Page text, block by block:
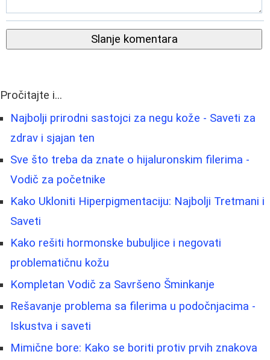
Slanje komentara
Pročitajte i...
Najbolji prirodni sastojci za negu kože - Saveti za
zdrav i sjajan ten
Sve što treba da znate o hijaluronskim filerima -
Vodič za početnike
Kako Ukloniti Hiperpigmentaciju: Najbolji Tretmani i
Saveti
Kako rešiti hormonske bubuljice i negovati
problematičnu kožu
Kompletan Vodič za Savršeno Šminkanje
Rešavanje problema sa filerima u podočnjacima -
Iskustva i saveti
Mimične bore: Kako se boriti protiv prvih znakova